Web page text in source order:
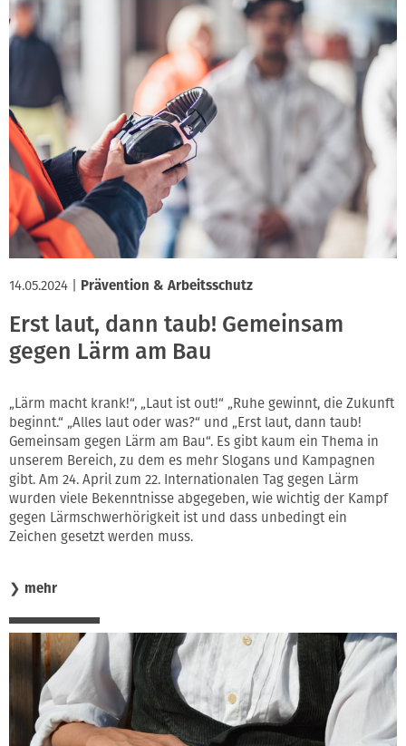
14.05.2024 Prävention & Arbeitsschutz
Erst laut, dann taub! Gemeinsam
gegen Lärm am Bau
„Lärm macht krank!“, „Laut ist out!“ „Ruhe gewinnt, die Zukunft
beginnt.“ „Alles laut oder was?“ und „Erst laut, dann taub!
Gemeinsam gegen Lärm am Bau“. Es gibt kaum ein Thema in
unserem Bereich, zu dem es mehr Slogans und Kampagnen
gibt. Am 24. April zum 22. Internationalen Tag gegen Lärm
wurden viele Bekenntnisse abgegeben, wie wichtig der Kampf
gegen Lärmschwerhörigkeit ist und dass unbedingt ein
Zeichen gesetzt werden muss.
❯ mehr